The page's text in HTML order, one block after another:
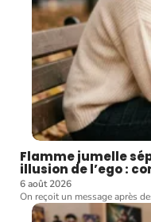
Flamme jumelle
illusion de l’ego :
6 août 2026
On reçoit un message après